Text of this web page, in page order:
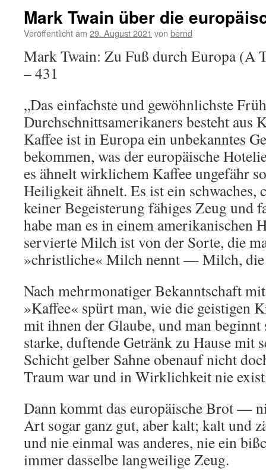
Mark Twain über die
Veröffentlicht am 29. August 2021 von bernd
Mark Twain: Zu Fuß durch Europa (A
– 431
„Das einfachste und gewöhnlichste
Durchschnittsamerikaners besteht aus
Kaffee ist in Europa ein unbekanntes
bekommen, was der europäische
es ähnelt wirklichem Kaffee ungefähr
Heiligkeit ähnelt. Es ist ein schwaches,
keiner Begeisterung fähiges Zeug und
habe man es in einem amerikanischen
servierte Milch ist von der Sorte, die
»christliche« Milch nennt — Milch, die
Nach mehrmonatiger Bekanntschaft
»Kaffee« spürt man, wie die geistigen
mit ihnen der Glaube, und man beginnt
starke, duftende Getränk zu Hause mit
Schicht gelber Sahne obenauf nicht
Traum war und in Wirklichkeit nie
Dann kommt das europäische Brot —
Art sogar ganz gut, aber kalt; kalt und
und nie einmal was anderes, nie ein
immer dasselbe langweilige Zeug.